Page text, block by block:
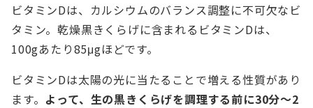
ビタミンDは、カルシウムのバランス調整に不可欠なビ
タミン。乾燥黒きくらげに含まれるビタミンDは、
100gあたり85μgほどです。
ビタミンDは太陽の光に当たることで増える性質があり
ます。 よって、生の黒きくらげを調理する前に30分～2